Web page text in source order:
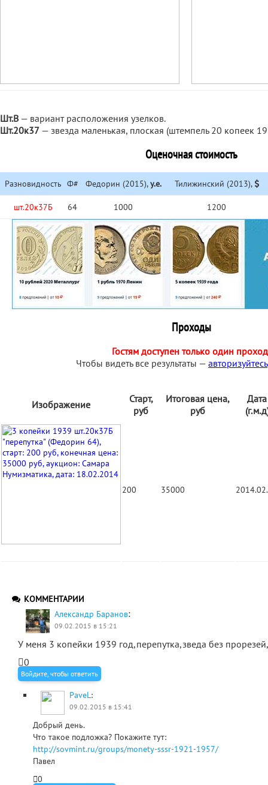
Шт.В — вариант расположения узелков.
Шт.20к37 — звезда маленькая, плоская (штемпель 20 копеек
Оценочная стоимость
Разновидность Ф# Федорин (2015),у.е. Тилижинский (2013),
шт.20к37Б 64 1000 1200
Проходы
Гостям доступен только один
Чтобы видеть все результаты — авторизуйтесь
Изображение
Старт,
руб
Итоговая цена,
руб
Дата
200 35000
КОММЕНТАРИИ
Александр Баранов:
09.02.2015 в 15:21
У меня 3 копейки 1939 год,перепутка,зведа без
0
Войдите, чтобы ответить
PaveL:
09.02.2015 в 15:41
Добрый день.
Что такое подложка? Покажите тут:
http://sovmint.ru/groups/monety-sssr-1921-1957/
Павел
0